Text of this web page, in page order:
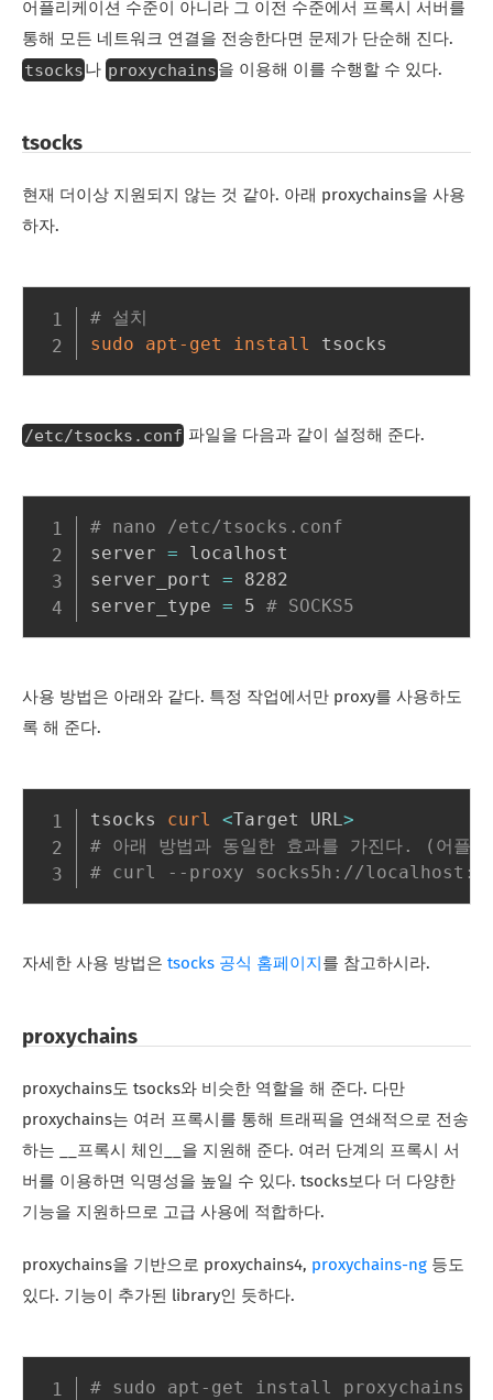
어플리케이션 수준이 아니라 그 이전 수준에서 프록시 서버를
통해 모든 네트워크 연결을 전송한다면 문제가 단순해 진다.
tsocks 나 proxychains 을 이용해 이를 수행할 수 있다.
tsocks
현재 더이상 지원되지 않는 것 같아. 아래 proxychains을 사용
하자.
# 설치
sudo
apt-get install
/etc/tsocks.conf 파일을 다음과 같이 설정해 준다.
# nano /etc/tsocks.conf
server = localhost
server_port = 8282
server_type = 5 # SOCKS5
사용 방법은 아래와 같다. 특정 작업에서만 proxy를 사용하도
록 해 준다.
tsocks curl <Target URL>
# 아래 방법과 동일한 효과를 가진다. (어플
# curl --proxy socks5h://
자세한 사용 방법은 tsocks 공식 홈페이지 를 참고하시라.
proxychains
proxychains도 tsocks와 비슷한 역할을 해 준다. 다만
proxychains는 여러 프록시를 통해 트래픽을 연쇄적으로 전송
하는 __프록시 체인__을 지원해 준다. 여러 단계의 프록시 서
버를 이용하면 익명성을 높일 수 있다. tsocks보다 더 다양한
기능을 지원하므로 고급 사용에 적합하다.
proxychains을 기반으로 proxychains4, proxychains-ng 등도
있다. 기능이 추가된 library인 듯하다.
# sudo apt-get install proxychains  #